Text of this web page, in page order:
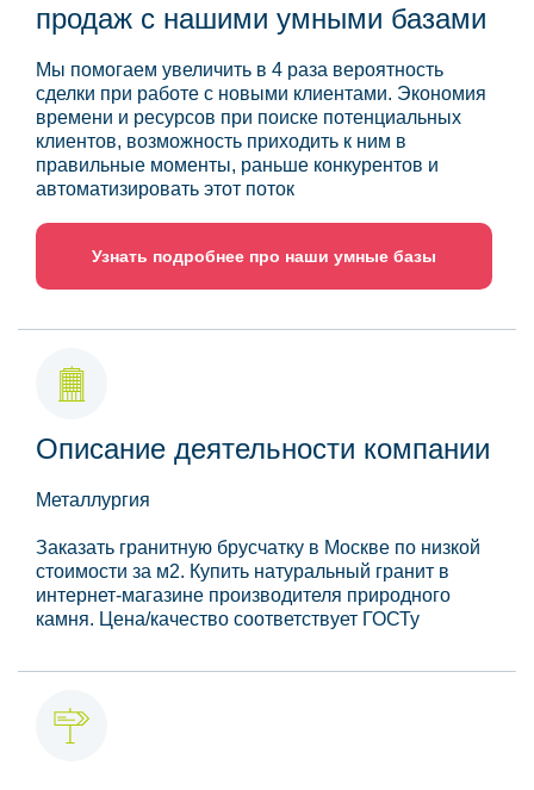
продаж с нашими умными базами
Мы помогаем увеличить в 4 раза вероятность
сделки при работе с новыми клиентами. Экономия
времени и ресурсов при поиске потенциальных
клиентов, возможность приходить к ним в
правильные моменты, раньше конкурентов и
автоматизировать этот поток
Узнать подробнее про наши умные базы
Описание деятельности компании
Металлургия
Заказать гранитную брусчатку в Москве по низкой
стоимости за м2. Купить натуральный гранит в
интернет-магазине производителя природного
камня. Цена/качество соответствует ГОСТу